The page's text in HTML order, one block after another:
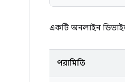
একটি অনলাইন
পরামিতি